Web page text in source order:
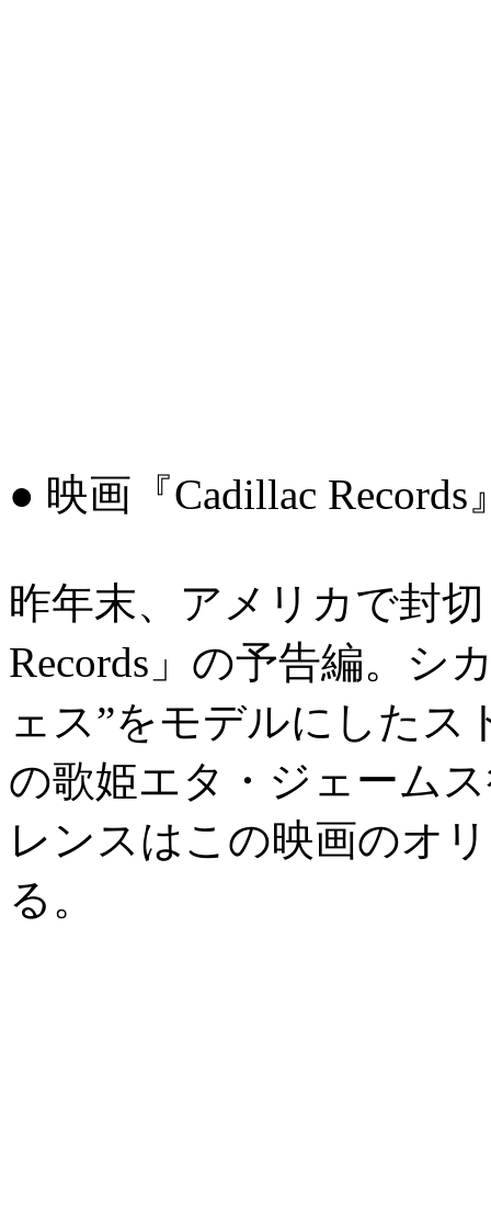
● 映画『Cadillac Records
昨年末、アメリカで封
Records」の予告編。シ
ェス”をモデルにしたス
の歌姫エタ・ジェーム
レンスはこの映画のオ
る。